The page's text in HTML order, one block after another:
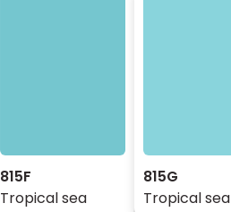
815F
Tropical sea
815G
Tropical sea